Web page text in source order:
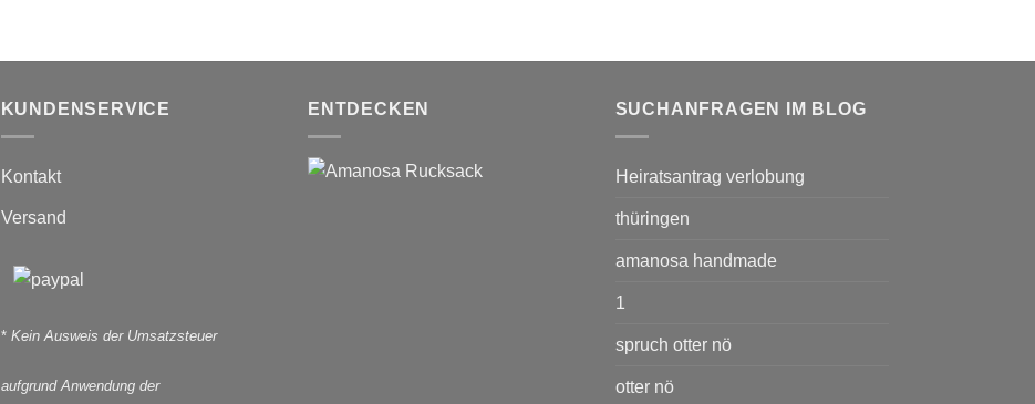
KUNDENSERVICE
Kontakt
Versand
* Kein Ausweis der Umsatzsteuer
aufgrund Anwendung der
ENTDECKEN SUCHANFRAGEN IM BLOG
Heiratsantrag verlobung
thüringen
amanosa handmade
1
spruch otter nö
otter nö